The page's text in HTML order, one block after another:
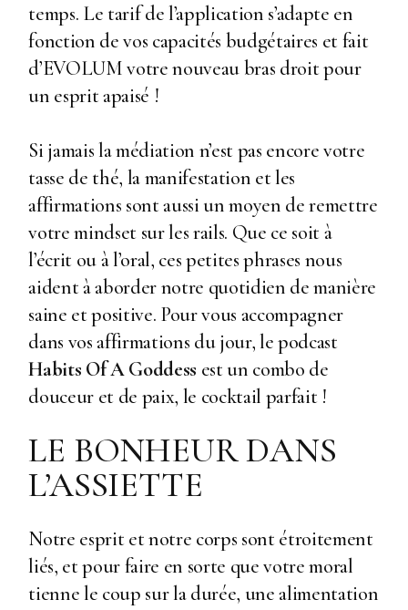
temps. Le tarif de l’application s’adapte en
fonction de vos capacités budgétaires et fait
d’EVOLUM votre nouveau bras droit pour
un esprit apaisé !
Si jamais la médiation n’est pas encore votre
tasse de thé, la manifestation et les
affirmations sont aussi un moyen de remettre
votre mindset sur les rails. Que ce soit à
l’écrit ou à l’oral, ces petites phrases nous
aident à aborder notre quotidien de manière
saine et positive. Pour vous accompagner
dans vos affirmations du jour, le podcast
Habits Of A Goddess est un combo de
douceur et de paix, le cocktail parfait !
LE BONHEUR DANS
L’ASSIETTE
Notre esprit et notre corps sont étroitement
liés, et pour faire en sorte que votre moral
tienne le coup sur la durée, une alimentation